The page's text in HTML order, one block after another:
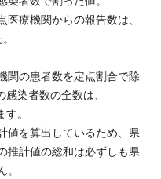
療機関からの報告数は、
関の患者数を定点割合で除
染者数の全数は、
。
値を算出しているため、県
推計値の総和は必ずしも県
。